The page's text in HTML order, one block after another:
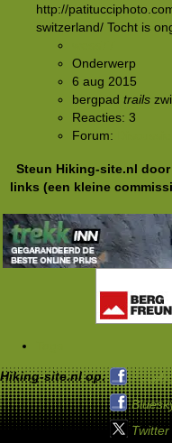
http://
switzerland/ Tocht is
Onderwerp
6 aug 2015
bergpad trails
Reacties: 3
Forum:
Steun Hiking-site.nl
links (een kleine
Hiking-site.nl op:
Twitter